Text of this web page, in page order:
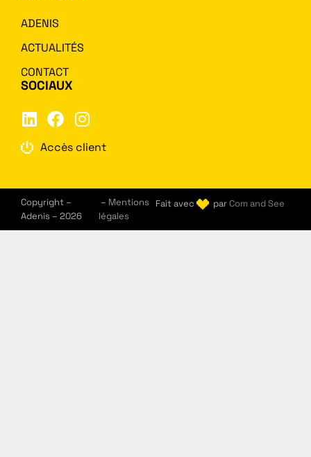
ADENIS
ACTUALITÉS
CONTACT
SOCIAUX
Accès client
Copyright –
Adenis – 2026
– Mentions
légales
Fait avec parCom and See